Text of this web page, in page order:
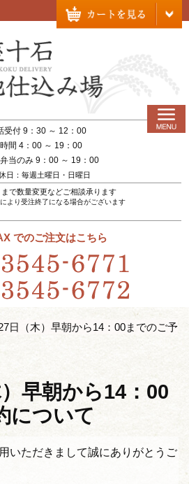
受付 9：30 ～ 12：00
間 4：00 ～ 19：00
当のみ 9：00 ～ 19：00
日：毎週土曜日・日曜日
で数量変更などご相談承ります
より受注終了になる場合がございます
でのご注文はこちら
日（木）早朝から14：00までのご予
早朝から14：00
について
いただきまして誠にありがとうご